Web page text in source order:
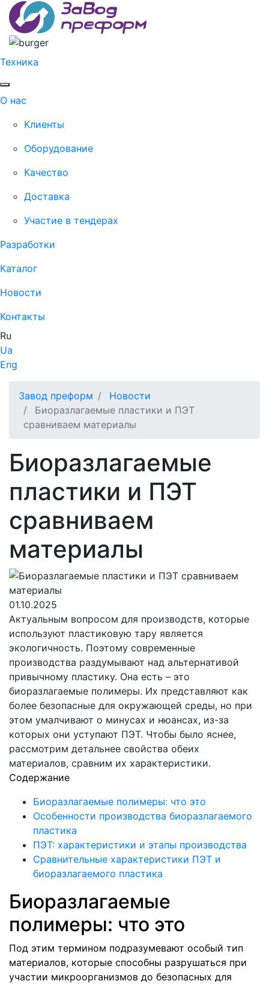
Техника
О нас
Клиенты
Оборудование
Качество
Доставка
Участие в тендерах
Разработки
Каталог
Новости
Контакты
Ru
Ua
Eng
Завод преформ
Новости
Биоразлагаемые пластики и ПЭТ
сравниваем материалы
Биоразлагаемые
пластики и ПЭТ
сравниваем
материалы
01.10.2025
Актуальным вопросом для производств, которые
используют пластиковую тару является
экологичность. Поэтому современные
производства раздумывают над альтернативой
привычному пластику. Она есть – это
биоразлагаемые полимеры. Их представляют как
более безопасные для окружающей среды, но при
этом умалчивают о минусах и нюансах, из-за
которых они уступают ПЭТ. Чтобы было яснее,
рассмотрим детальнее свойства обеих
материалов, сравним их характеристики.
Содержание
Биоразлагаемые полимеры: что это
Особенности производства биоразлагаемого
пластика
ПЭТ: характеристики и этапы производства
Сравнительные характеристики ПЭТ и
биоразлагаемого пластика
Биоразлагаемые
полимеры: что это
Под этим термином подразумевают особый тип
материалов, которые способны разрушаться при
участии микроорганизмов до безопасных для